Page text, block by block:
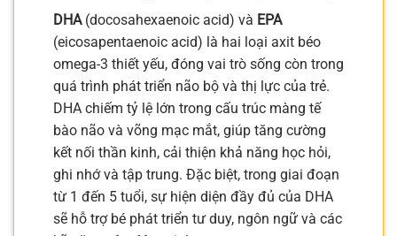
DHA(docosahexaenoic acid) và EPA
(eicosapentaenoic acid) là hai loại axit béo
omega-3 thiết yếu, đóng vai trò sống còn trong
quá trình phát triển não bộ và thị lực của trẻ.
DHA chiếm tỷ lệ lớn trong cấu trúc màng tế
bào não và võng mạc mắt, giúp tăng cường
kết nối thần kinh, cải thiện khả năng học hỏi,
ghi nhớ và tập trung. Đặc biệt, trong giai đoạn
từ 1 đến 5 tuổi, sự hiện diện đầy đủ của DHA
sẽ hỗ trợ bé phát triển tư duy, ngôn ngữ và các